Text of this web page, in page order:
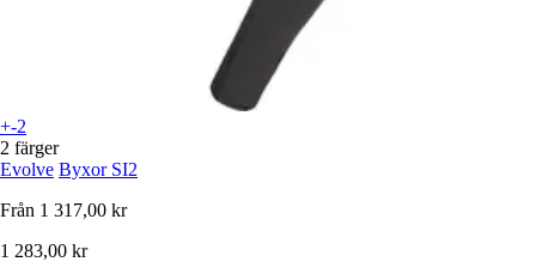
+-2
2 färger
Evolve Byxor SI2
Från 1 317,00 kr
1 283,00 kr